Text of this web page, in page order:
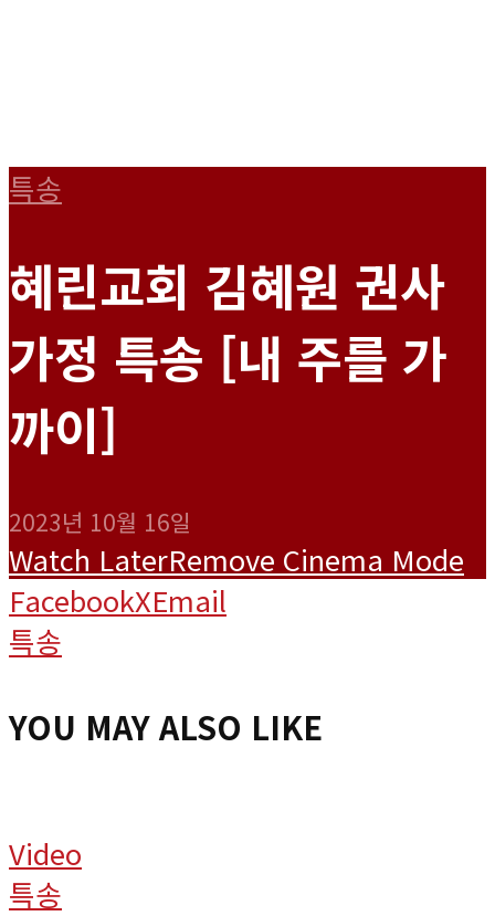
특송
혜린교회 김혜원 권사
가정 특송 [내 주를 가
까이]
2023년 10월 16일
Watch LaterRemove Cinema Mode
FacebookXEmail
특송
YOU MAY ALSO LIKE
Video
특송